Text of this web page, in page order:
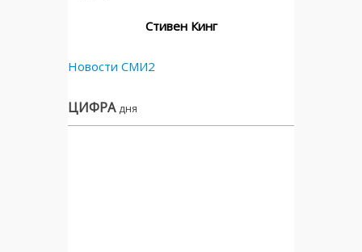
Стивен Кинг
Новости СМИ2
ЦИФРА дня